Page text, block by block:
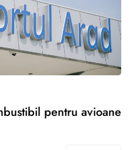
pentru avioane